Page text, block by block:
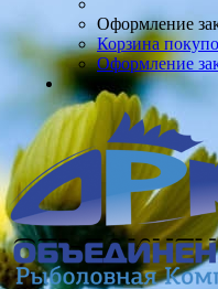
Оформление
Корзина
Оформление